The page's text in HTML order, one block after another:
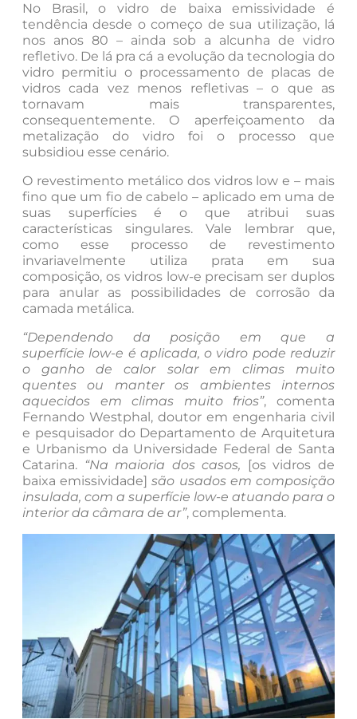
No Brasil, o vidro de baixa emissividade é
tendência desde o começo de sua utilização, lá
nos anos 80 – ainda sob a alcunha de vidro
refletivo. De lá pra cá a evolução da tecnologia do
vidro permitiu o processamento de placas de
vidros cada vez menos refletivas – o que as
tornavam mais transparentes,
consequentemente. O aperfeiçoamento da
metalização do vidro foi o processo que
subsidiou esse cenário.
O revestimento metálico dos vidros low e – mais
fino que um fio de cabelo – aplicado em uma de
suas superfícies é o que atribui suas
características singulares. Vale lembrar que,
como esse processo de revestimento
invariavelmente utiliza prata em sua
composição, os vidros low-e precisam ser duplos
para anular as possibilidades de corrosão da
camada metálica.
“Dependendo da posição em que a
superfície low-e é aplicada, o vidro pode reduzir
o ganho de calor solar em climas muito
quentes ou manter os ambientes internos
aquecidos em climas muito frios”, comenta
Fernando Westphal, doutor em engenharia civil
e pesquisador do Departamento de Arquitetura
e Urbanismo da Universidade Federal de Santa
Catarina. “Na maioria dos casos,
[os vidros de
baixa emissividade]são usados em composição
insulada, com a superfície low-e atuando para o
interior da câmara de ar”, complementa.